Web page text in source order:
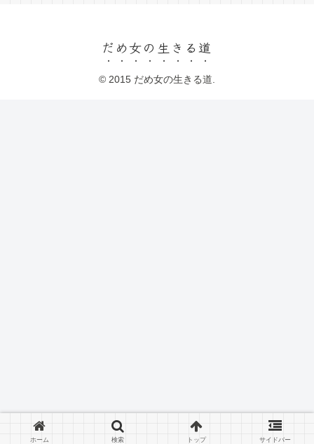
だめ女の生きる道
© 2015 だめ女の生きる道.
ホーム 検索 トップ サイドバー